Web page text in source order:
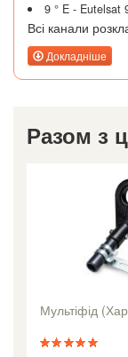
9 ° E - Eutelsat
Всі канали
Докладніше
Разом з
Мультіфід